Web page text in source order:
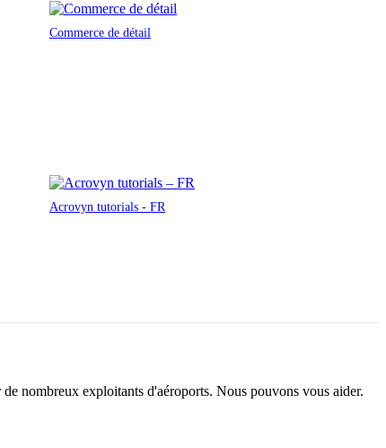
Commerce de détail
Acrovyn tutorials - FR
nombreux exploitants d'aéroports. Nous pouvons vous aider.